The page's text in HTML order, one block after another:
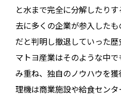
と水まで完全に分解したり
去に多くの企業が参入した
だと判明し撤退していった
マトヨ産業はそのような中
み重ね、独自のノウハウを
理機は商業施設や給食センタ